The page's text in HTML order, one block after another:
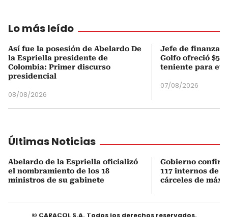
Lo más leído
Así fue la posesión de Abelardo De
la Espriella presidente de
Colombia: Primer discurso
presidencial
08/08/2026
Jefe de finanzas
Golfo ofreció
teniente para
07/08/2026
Últimas Noticias
Abelardo de la Espriella oficializó
el nombramiento de los 18
ministros de su gabinete
Gobierno
117 internos de
cárceles de
© CARACOL S.A. Todos los derechos reservados.